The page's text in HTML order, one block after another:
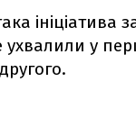
ініціатива
ухвалили у